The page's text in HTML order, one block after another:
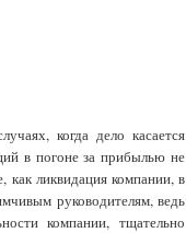
когда дело касается
в погоне за прибылью не
как ликвидация компании, в
руководителям, ведь
компании, тщательно